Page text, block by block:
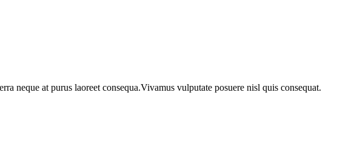
neque at purus laoreet consequa.Vivamus vulputate posuere nisl quis consequat.